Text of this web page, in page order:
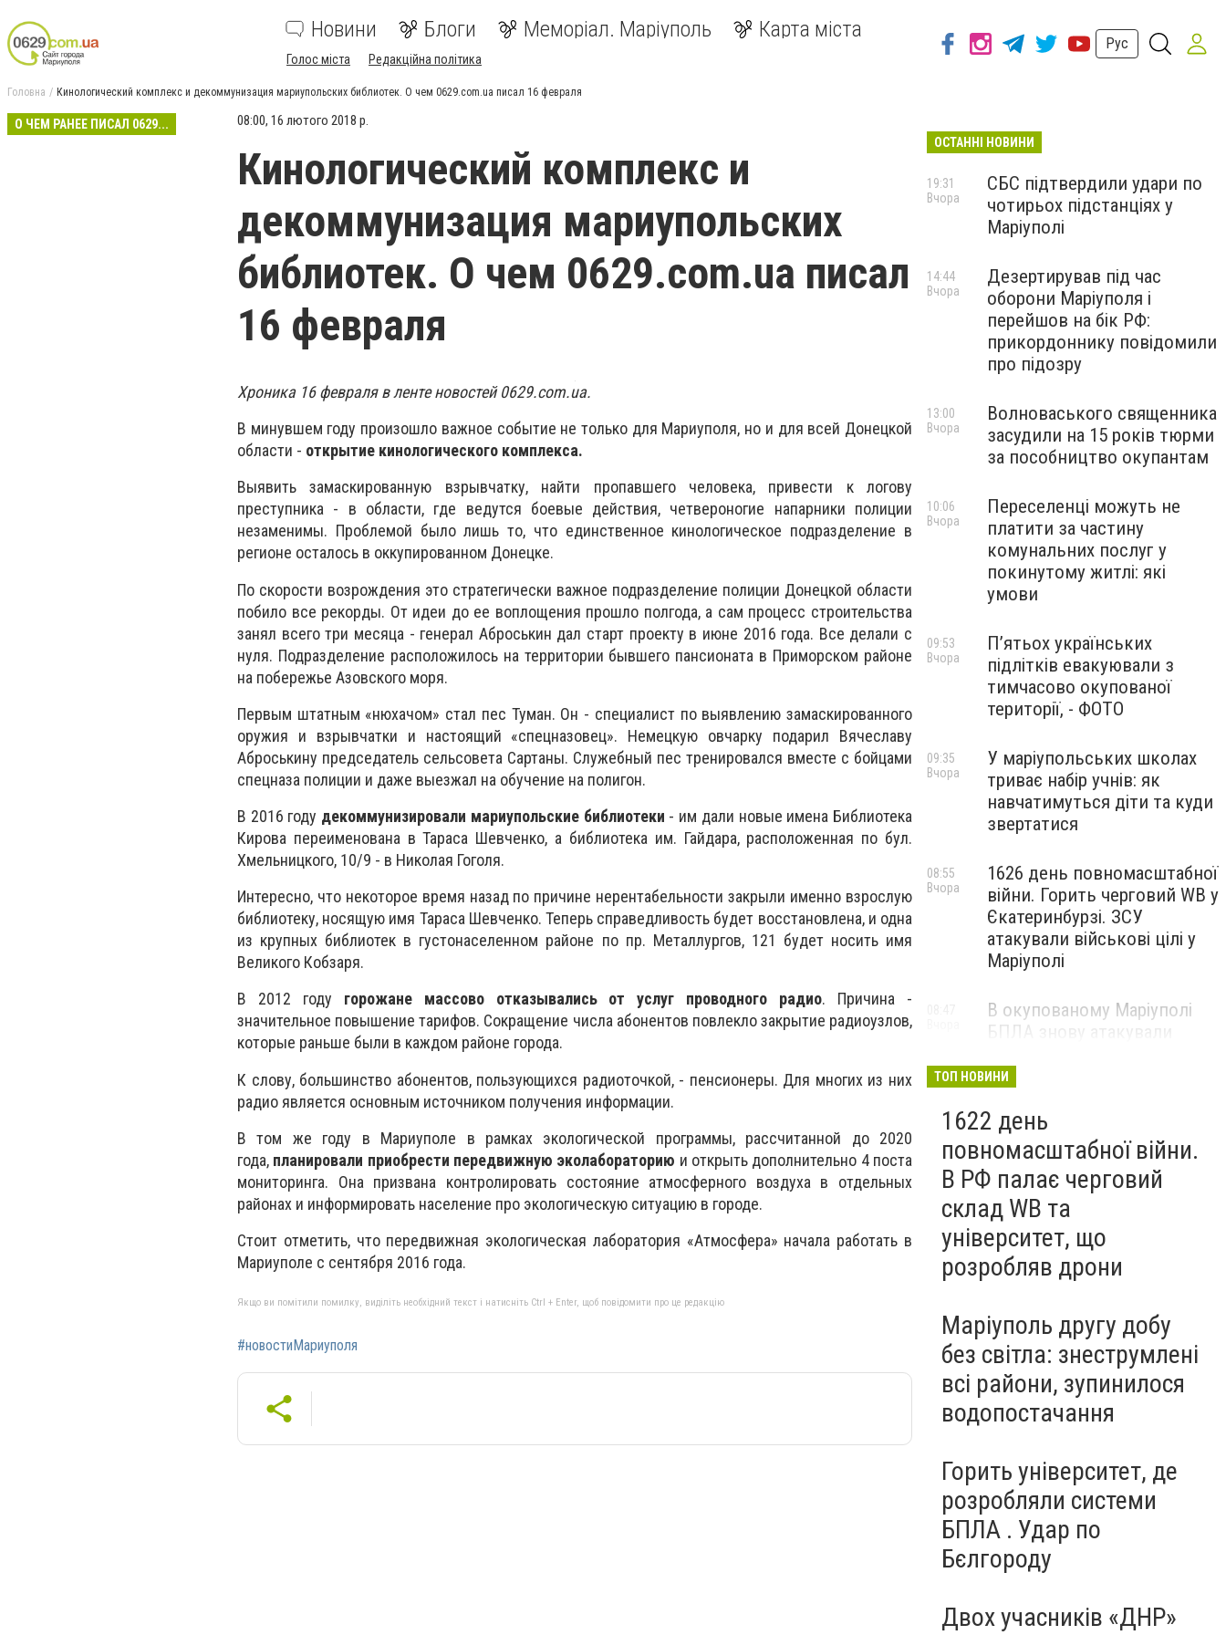
Новини Блоги Меморіал. Маріуполь Карта міста
Голос міста Редакційна політика
Рус
Головна Кинологический комплекс и декоммунизация мариупольских библиотек. О чем 0629.com.ua писал 16 февраля
О ЧЕМ РАНЕЕ ПИСАЛ 0629... 08:00, 16 лютого 2018 р.
Кинологический комплекс и
декоммунизация мариупольских
библиотек. О чем 0629.com.ua писал
16 февраля
Хроника 16 февраля в ленте новостей 0629.com.ua.
В минувшем году произошло важное событие не только для Мариуполя, но и для всей Донецкой
области - открытие кинологического комплекса.
Выявить замаскированную взрывчатку, найти пропавшего человека, привести к логову
преступника - в области, где ведутся боевые действия, четвероногие напарники полиции
незаменимы. Проблемой было лишь то, что единственное кинологическое подразделение в
регионе осталось в оккупированном Донецке.
По скорости возрождения это стратегически важное подразделение полиции Донецкой области
побило все рекорды. От идеи до ее воплощения прошло полгода, а сам процесс строительства
занял всего три месяца - генерал Аброськин дал старт проекту в июне 2016 года. Все делали с
нуля. Подразделение расположилось на территории бывшего пансионата в Приморском районе
на побережье Азовского моря.
Первым штатным «нюхачом» стал пес Туман. Он - специалист по выявлению замаскированного
оружия и взрывчатки и настоящий «спецназовец». Немецкую овчарку подарил Вячеславу
Аброськину председатель сельсовета Сартаны. Служебный пес тренировался вместе с бойцами
спецназа полиции и даже выезжал на обучение на полигон.
В 2016 году декоммунизировали мариупольские библиотеки - им дали новые имена Библиотека
Кирова переименована в Тараса Шевченко, а библиотека им. Гайдара, расположенная по бул.
Хмельницкого, 10/9 - в Николая Гоголя.
Интересно, что некоторое время назад по причине нерентабельности закрыли именно взрослую
библиотеку, носящую имя Тараса Шевченко. Теперь справедливость будет восстановлена, и одна
из крупных библиотек в густонаселенном районе по пр. Металлургов, 121 будет носить имя
Великого Кобзаря.
В 2012 году горожане массово отказывались от услуг проводного радио. Причина -
значительное повышение тарифов. Сокращение числа абонентов повлекло закрытие радиоузлов,
которые раньше были в каждом районе города.
К слову, большинство абонентов, пользующихся радиоточкой, - пенсионеры. Для многих из них
радио является основным источником получения информации.
В том же году в Мариуполе в рамках экологической программы, рассчитанной до 2020
года, планировали приобрести передвижную эколабораторию и открыть дополнительно 4 поста
мониторинга. Она призвана контролировать состояние атмосферного воздуха в отдельных
районах и информировать население про экологическую ситуацию в городе.
Стоит отметить, что передвижная экологическая лаборатория «Атмосфера» начала работать в
Мариуполе с сентября 2016 года.
Якщо ви помітили помилку, виділіть необхідний текст і натисніть Ctrl + Enter, щоб повідомити про це редакцію
#новостиМариуполя
ОСТАННІ НОВИНИ
СБС підтвердили удари по
чотирьох підстанціях у
Маріуполі
19:31
Вчора
Дезертирував під час
оборони Маріуполя і
перейшов на бік РФ:
прикордоннику повідомили
про підозру
14:44
Вчора
Волноваського священника
засудили на 15 років тюрми
за пособництво окупантам
13:00
Вчора
Переселенці можуть не
платити за частину
комунальних послуг у
покинутому житлі: які
умови
10:06
Вчора
П’ятьох українських
підлітків евакуювали з
тимчасово окупованої
території, - ФОТО
09:53
Вчора
У маріупольських школах
триває набір учнів: як
навчатимуться діти та куди
звертатися
09:35
Вчора
1626 день повномасштабної
війни. Горить черговий WB у
Єкатеринбурзі. ЗСУ
атакували військові цілі у
Маріуполі
08:55
Вчора
В окупованому Маріуполі
БПЛА знову атакували
— ВІДЕО
ТОП НОВИНИ
1622 день
повномасштабної війни.
В РФ палає черговий
склад WB та
університет, що
розробляв дрони
Маріуполь другу добу
без світла: знеструмлені
всі райони, зупинилося
водопостачання
Горить університет, де
розробляли системи
БПЛА . Удар по
Бєлгороду
Двох учасників «ДНР»